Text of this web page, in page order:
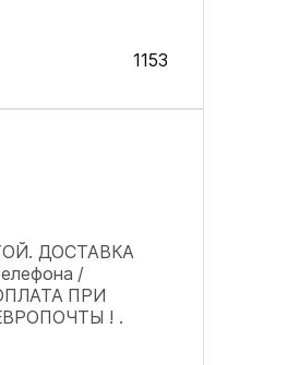
1153
ДОСТАВКА
/
ПРИ
! .